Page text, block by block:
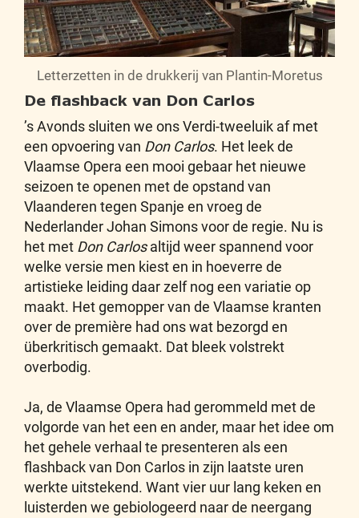
Letterzetten in de drukkerij van Plantin-Moretus
De flashback van Don Carlos
’s Avonds sluiten we ons Verdi-tweeluik af met
een opvoering van Don Carlos. Het leek de
Vlaamse Opera een mooi gebaar het nieuwe
seizoen te openen met de opstand van
Vlaanderen tegen Spanje en vroeg de
Nederlander Johan Simons voor de regie. Nu is
het met Don Carlosaltijd weer spannend voor
welke versie men kiest en in hoeverre de
artistieke leiding daar zelf nog een variatie op
maakt. Het gemopper van de Vlaamse kranten
over de première had ons wat bezorgd en
überkritisch gemaakt. Dat bleek volstrekt
overbodig.
Ja, de Vlaamse Opera had gerommeld met de
volgorde van het een en ander, maar het idee om
het gehele verhaal te presenteren als een
flashback van Don Carlos in zijn laatste uren
werkte uitstekend. Want vier uur lang keken en
luisterden we gebiologeerd naar de neergang